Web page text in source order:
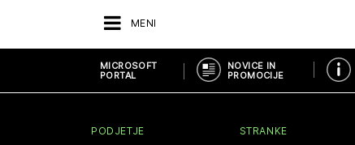
MENI
MICROSOFT
PORTAL
NOVICE IN
PROMOCIJE
PODJETJE STRANKE